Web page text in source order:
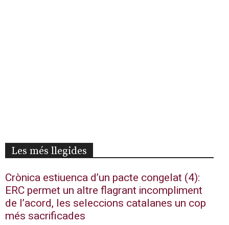
Les més llegides
Crònica estiuenca d’un pacte congelat (4):
ERC permet un altre flagrant incompliment
de l’acord, les seleccions catalanes un cop
més sacrificades